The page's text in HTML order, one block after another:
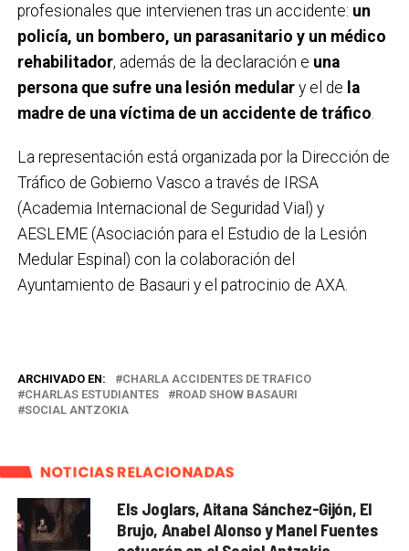
profesionales que intervienen tras un accidente: un
policía, un bombero, un parasanitario y un médico
rehabilitador, además de la declaración e una
persona que sufre una lesión medulary el de la
madre de una víctima de un accidente de tráfico
La representación está organizada por la Dirección de
Tráfico de Gobierno Vasco a través de IRSA
(Academia Internacional de Seguridad Vial) y
AESLEME (Asociación para el Estudio de la Lesión
Medular Espinal) con la colaboración del
Ayuntamiento de Basauri y el patrocinio de AXA.
ARCHIVADO EN:
CHARLA ACCIDENTES DE TRAFICO
CHARLAS ESTUDIANTES
ROAD SHOW BASAURI
SOCIAL ANTZOKIA
NOTICIAS RELACIONADAS
Els Joglars, Aitana Sánchez-Gijón, El
Brujo, Anabel Alonso y Manel Fuentes